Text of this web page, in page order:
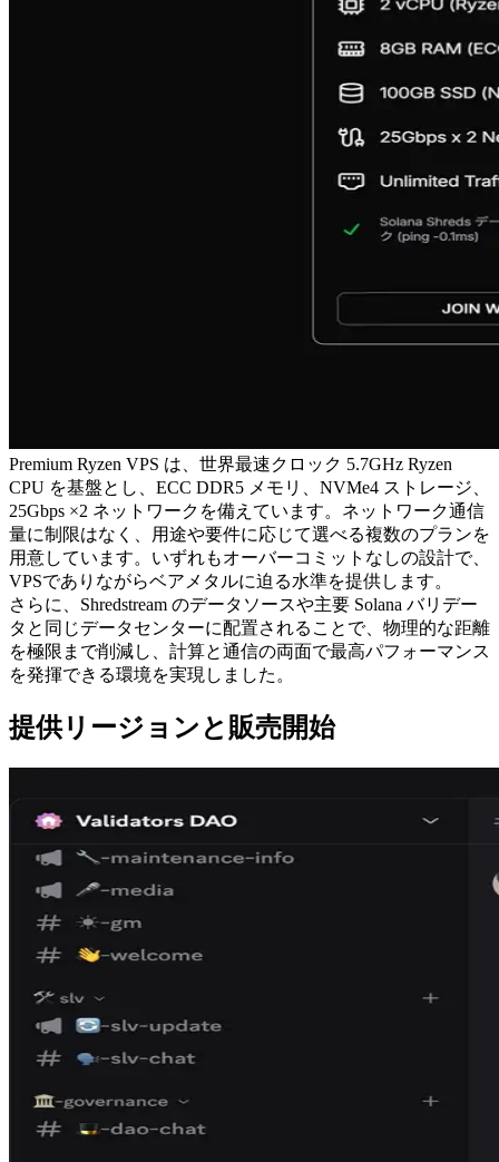
Premium Ryzen VPS は、世界最速クロック 5.7GHz Ryzen
CPU を基盤とし、ECC DDR5 メモリ、NVMe4 ストレージ、
25Gbps ×2 ネットワークを備えています。ネットワーク通信
量に制限はなく、用途や要件に応じて選べる複数のプランを
用意しています。いずれもオーバーコミットなしの設計で、
VPSでありながらベアメタルに迫る水準を提供します。
さらに、Shredstream のデータソースや主要 Solana バリデー
タと同じデータセンターに配置されることで、物理的な距離
を極限まで削減し、計算と通信の両面で最高パフォーマンス
を発揮できる環境を実現しました。
提供リージョンと販売開始